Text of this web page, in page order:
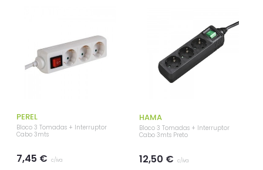
PEREL
Bloco 3 Tomadas + Interruptor
Cabo 3mts
7,45 € c/iva
HAMA
Bloco 3 Tomadas + Interruptor
Cabo 3mts Preto
12,50 € c/iva